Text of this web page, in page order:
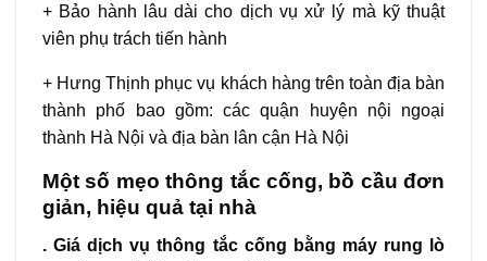
+ Bảo hành lâu dài cho dịch vụ xử lý mà kỹ thuật
viên phụ trách tiến hành
+ Hưng Thịnh phục vụ khách hàng trên toàn địa bàn
thành phố bao gồm: các quận huyện nội ngoại
thành Hà Nội và địa bàn lân cận Hà Nội
Một số mẹo thông tắc cống, bồ cầu đơn
giản, hiệu quả tại nhà
. Giá dịch vụ thông tắc cống bằng máy rung lò